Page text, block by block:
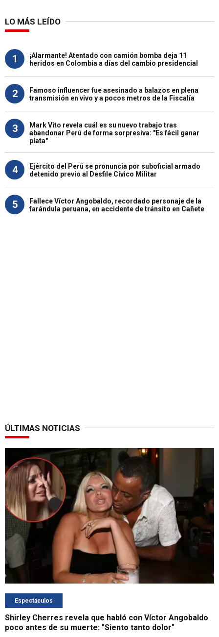
LO MÁS LEÍDO
1
¡Alarmante! Atentado con camión bomba deja 11
heridos en Colombia a días del cambio presidencial
2
Famoso influencer fue asesinado a balazos en plena
transmisión en vivo y a pocos metros de la Fiscalía
3
Mark Vito revela cuál es su nuevo trabajo tras
abandonar Perú de forma sorpresiva: "Es fácil ganar
plata"
4
Ejército del Perú se pronuncia por suboficial armado
detenido previo al Desfile Cívico Militar
5
Fallece Víctor Angobaldo, recordado personaje de la
farándula peruana, en accidente de tránsito en Cañete
ÚLTIMAS NOTICIAS
Espectáculos
Shirley Cherres revela que habló con Víctor Angobaldo
poco antes de su muerte: "Siento tanto dolor"